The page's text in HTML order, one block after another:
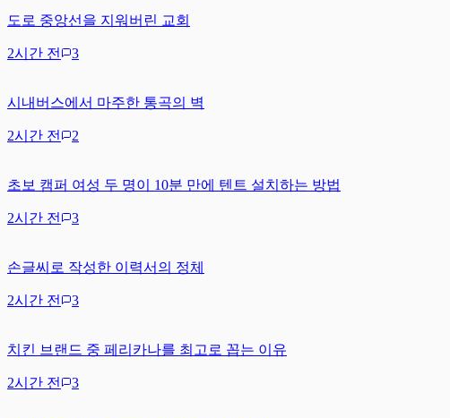
도로 중앙선을 지워버린 교회
2시간 전 3
시내버스에서 마주한 통곡의 벽
2시간 전 2
초보 캠퍼 여성 두 명이 10분 만에 텐트 설치하는 방법
2시간 전 3
손글씨로 작성한 이력서의 정체
2시간 전 3
치킨 브랜드 중 페리카나를 최고로 꼽는 이유
2시간 전 3